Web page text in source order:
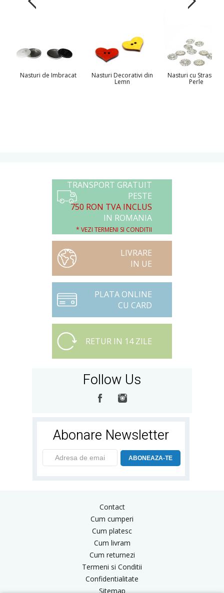
Nasturi de Imbracat Nasturi Decorativi din
Lemn
Nasturi cu Strasuri
Perle
TRANSPORT GRATUIT
PESTE
750 RON TVA INCLUS
IN ROMANIA
* VEZI TERMENI SI CONDITII
LIVRARE
IN UE
PLATA ONLINE
CU CARD
RETUR IN 14 ZILE
Follow Us
Abonare Newsletter
ABONEAZA-TE
Contact
Cum cumperi
Cum platesc
Cum livram
Cum returnezi
Termeni si Conditii
Confidentialitate
Sitemap